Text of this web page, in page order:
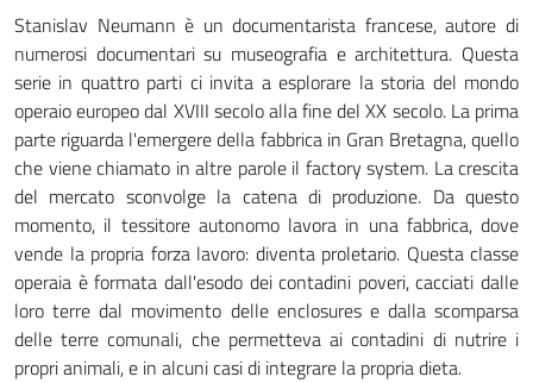
Stanislav Neumann è un documentarista francese, autore di
numerosi documentari su museografia e architettura. Questa
serie in quattro parti ci invita a esplorare la storia del mondo
operaio europeo dal XVIII secolo alla fine del XX secolo. La prima
parte riguarda l'emergere della fabbrica in Gran Bretagna, quello
che viene chiamato in altre parole il factory system. La crescita
del mercato sconvolge la catena di produzione. Da questo
momento, il tessitore autonomo lavora in una fabbrica, dove
vende la propria forza lavoro: diventa proletario. Questa classe
operaia è formata dall'esodo dei contadini poveri, cacciati dalle
loro terre dal movimento delle enclosures e dalla scomparsa
delle terre comunali, che permetteva ai contadini di nutrire i
propri animali, e in alcuni casi di integrare la propria dieta.